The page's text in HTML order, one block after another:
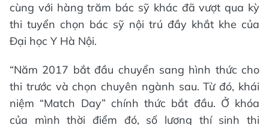
cùng với hàng trăm bác sỹ khác đã vượt qua kỳ
thi tuyển chọn bác sỹ nội trú đầy khắt khe của
Đại học Y Hà Nội.
“Năm 2017 bắt đầu chuyển sang hình thức cho
thi trước và chọn chuyên ngành sau. Từ đó, khái
niệm “Match Day” chính thức bắt đầu. Ở khóa
của mình thời điểm đó, số lượng thí sinh thi